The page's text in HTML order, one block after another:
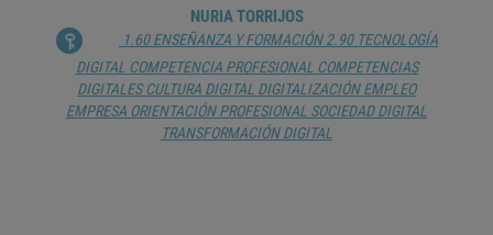
NURIA TORRIJOS
1.60 ENSEÑANZA Y FORMACIÓN 2.90 TECNOLOGÍA
DIGITAL COMPETENCIA PROFESIONAL COMPETENCIAS
DIGITALES CULTURA DIGITAL DIGITALIZACIÓN EMPLEO
EMPRESA ORIENTACIÓN PROFESIONAL SOCIEDAD DIGITAL
TRANSFORMACIÓN DIGITAL